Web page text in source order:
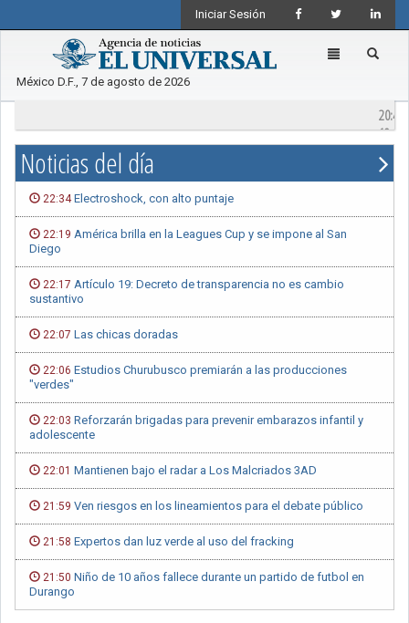
Iniciar Sesión
Toggle
México D.F., 7 de agosto de 2026
19:09
Noticias del día
22:34Electroshock, con alto puntaje
22:19 América brilla en la Leagues Cup y se impone al San
Diego
22:17 Artículo 19: Decreto de transparencia no es cambio
sustantivo
22:07 Las chicas doradas
22:06 Estudios Churubusco premiarán a las producciones
"verdes"
22:03 Reforzarán brigadas para prevenir embarazos infantil y
adolescente
22:01 Mantienen bajo el radar a Los Malcriados 3AD
21:59 Ven riesgos en los lineamientos para el debate público
21:58 Expertos dan luz verde al uso del fracking
21:50 Niño de 10 años fallece durante un partido de futbol en
Durango